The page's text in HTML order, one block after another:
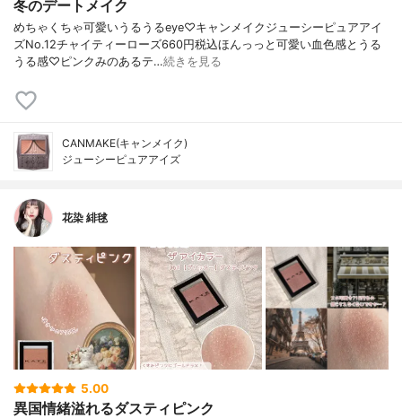
冬のデートメイク
めちゃくちゃ可愛いうるうるeye♡キャンメイクジューシーピュアアイ
ズNo.12チャイティーローズ660円税込ほんっっと可愛い血色感とうる
うる感♡ピンクみのあるテ…続きを見る
CANMAKE(キャンメイク)
ジューシーピュアアイズ
花染 緋毬
5.00
異国情緒溢れるダスティピンク